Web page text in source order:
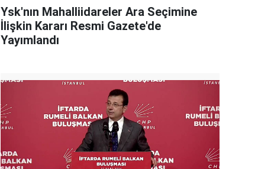
Ysk'nın Mahalliidareler Ara Seçimine
İlişkin Kararı Resmi Gazete'de
Yayımlandı